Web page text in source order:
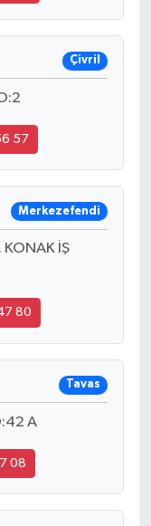
Çivril
57
Merkezefendi
KONAK İŞ
80
Tavas
A
08